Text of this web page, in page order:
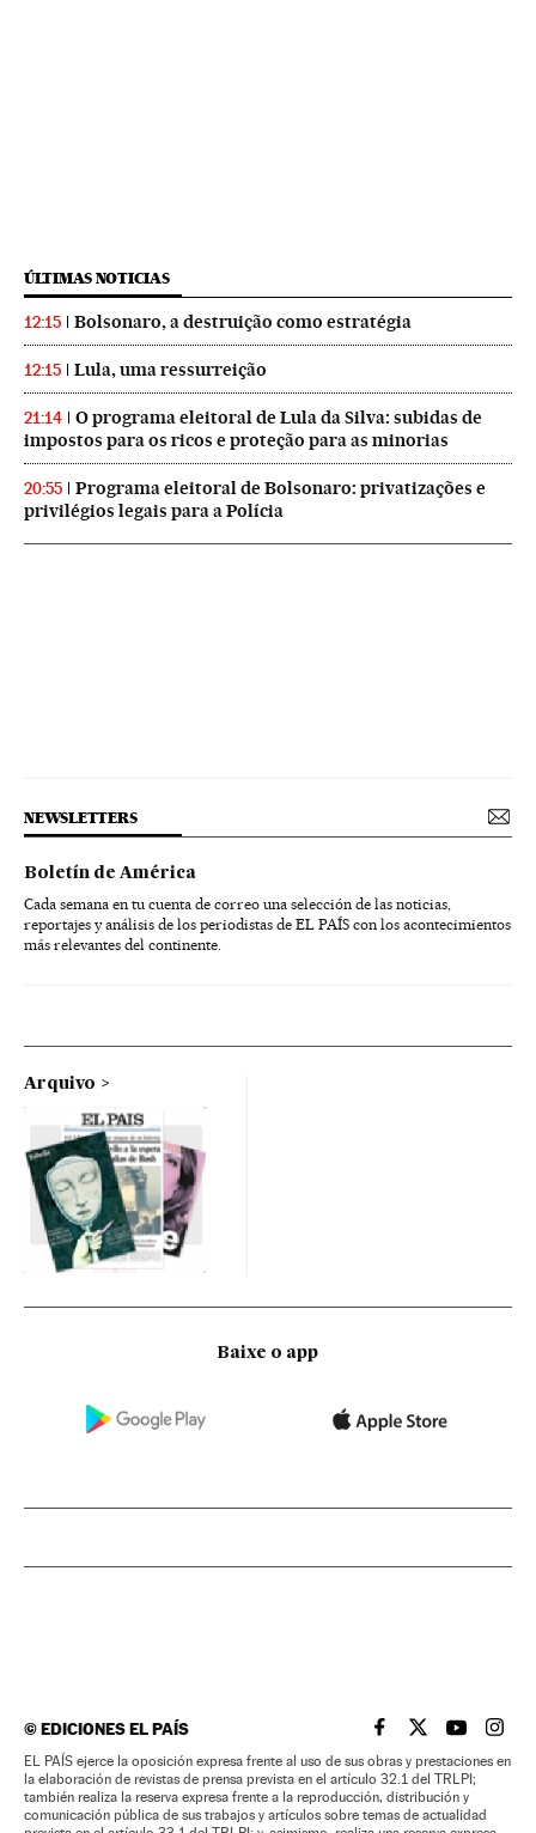
ÚLTIMAS NOTICIAS
12:15 Bolsonaro, a destruição como estratégia
12:15 Lula, uma ressurreição
21:14
O programa eleitoral de Lula da Silva: subidas de
impostos para os ricos e proteção para as minorias
20:55
Programa eleitoral de Bolsonaro: privatizações e
privilégios legais para a Polícia
NEWSLETTERS
Boletín de América
Cada semana en tu cuenta de correo una selección de las noticias,
reportajes y análisis de los periodistas de EL PAÍS con los acontecimientos
más relevantes del continente.
Arquivo
Baixe o app
©EDICIONES EL PAÍS EL PAÍS BRASIL EN
EL PAÍSEL PAÍS
EL
EL PAÍS ejerce la oposición expresa frente al uso de sus obras y prestaciones en
la elaboración de revistas de prensa prevista en el artículo 32.1 del TRLPI;
también realiza la reserva expresa frente a la reproducción, distribución y
comunicación pública de sus trabajos y artículos sobre temas de actualidad